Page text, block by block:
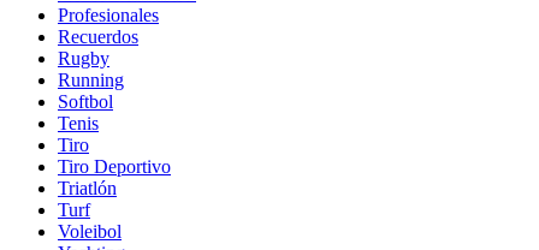
Profesionales
Recuerdos
Rugby
Running
Softbol
Tenis
Tiro
Tiro Deportivo
Triatlón
Turf
Voleibol